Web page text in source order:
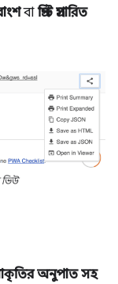
বাপ্রিন্ট প্রসারিত
ভিউ
অনুপাত সহ